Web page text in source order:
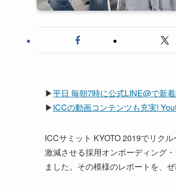
▶平日 毎朝7時に公式LINE@で新
▶ICCの動画コンテンツも充実!
ICCサミット KYOTO 2019でリク
激減させる採用オンボーディング
ました。その模様のレポートを、ぜ